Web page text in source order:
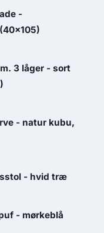
-
3 låger - sort
- natur kubu,
- hvid træ
- mørkeblå